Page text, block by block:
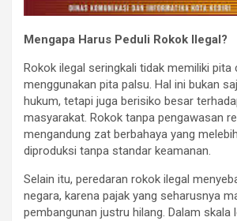
Mengapa Harus Peduli Rokok Ilegal?
Rokok ilegal seringkali tidak memiliki pita
menggunakan pita palsu. Hal ini bukan
hukum, tetapi juga berisiko besar
masyarakat. Rokok tanpa pengawasan
mengandung zat berbahaya yang
diproduksi tanpa standar keamanan.
Selain itu, peredaran rokok ilegal
negara, karena pajak yang seharusnya
pembangunan justru hilang. Dalam skala